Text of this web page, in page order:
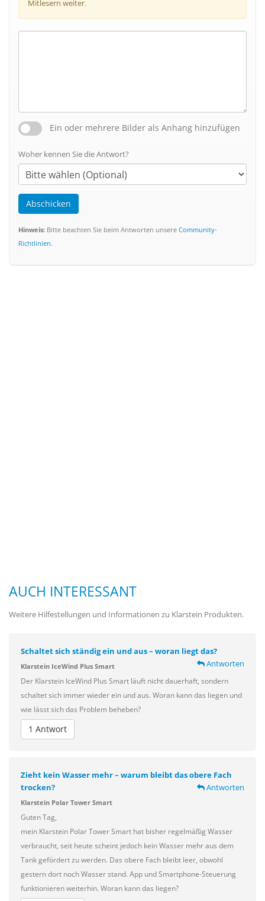
Mitlesern weiter.
Ein oder mehrere Bilder als Anhang hinzufügen
Woher kennen Sie die Antwort?
Abschicken
Hinweis: Bitte beachten Sie beim Antworten unsere Community-
Richtlinien.
AUCH INTERESSANT
Weitere Hilfestellungen und Informationen zu Klarstein Produkten.
Schaltet sich ständig ein und aus – woran liegt das?
Antworten
Klarstein IceWind Plus Smart
Der Klarstein IceWind Plus Smart läuft nicht dauerhaft, sondern
schaltet sich immer wieder ein und aus. Woran kann das liegen und
wie lässt sich das Problem beheben?
1 Antwort
Zieht kein Wasser mehr – warum bleibt das obere Fach
trocken?
Antworten
Klarstein Polar Tower Smart
Guten Tag,
mein Klarstein Polar Tower Smart hat bisher regelmäßig Wasser
verbraucht, seit heute scheint jedoch kein Wasser mehr aus dem
Tank gefördert zu werden. Das obere Fach bleibt leer, obwohl
gestern dort noch Wasser stand. App und Smartphone-Steuerung
funktionieren weiterhin. Woran kann das liegen?